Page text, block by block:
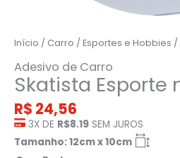
Início / Carro / Esportes e Hobbies /
Adesivo de Carro
Skatista Esporte
R$ 24,56
3X DE R$8.19 SEM JUROS
Tamanho: 12cm x 10cm